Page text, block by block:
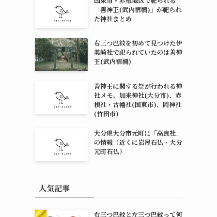
「善神王(武内宿禰)」が祀られ
た神社まとめ
右三つ巴紋を初めて見つけた伊
美崎社で祀られていたのは善神
王(武内宿禰)
善神王に関する祭が行われる神
社メモ。加来神社(大分市)、赤
根社・古幡社(国東市)、岡神社
(竹田市)
大分県大分市元町に「高良社」
の情報（近くに岩屋石仏・大分
元町石仏）
人気記事
右三つ巴紋と左三つ巴紋って何